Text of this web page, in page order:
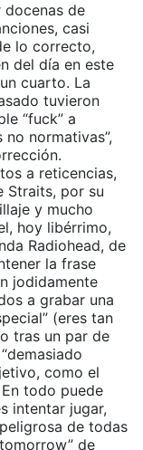
docenas de
casi
lo correcto,
del día en este
cuarto. La
tuvieron
“fuck” a
normativas”,
a reticencias,
Straits, por su
y mucho
hoy libérrimo,
Radiohead, de
la frase
jodidamente
a grabar una
(eres tan
tras un par de
como el
todo puede
intentar jugar,
de todas
de